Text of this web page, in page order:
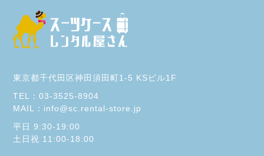
東京都千代田区神田須田町1-5 KSビル1F
TEL：03-3525-8904
MAIL：info@sc.rental-store.jp
平日 9:30-19:00
土日祝 11:00-18:00